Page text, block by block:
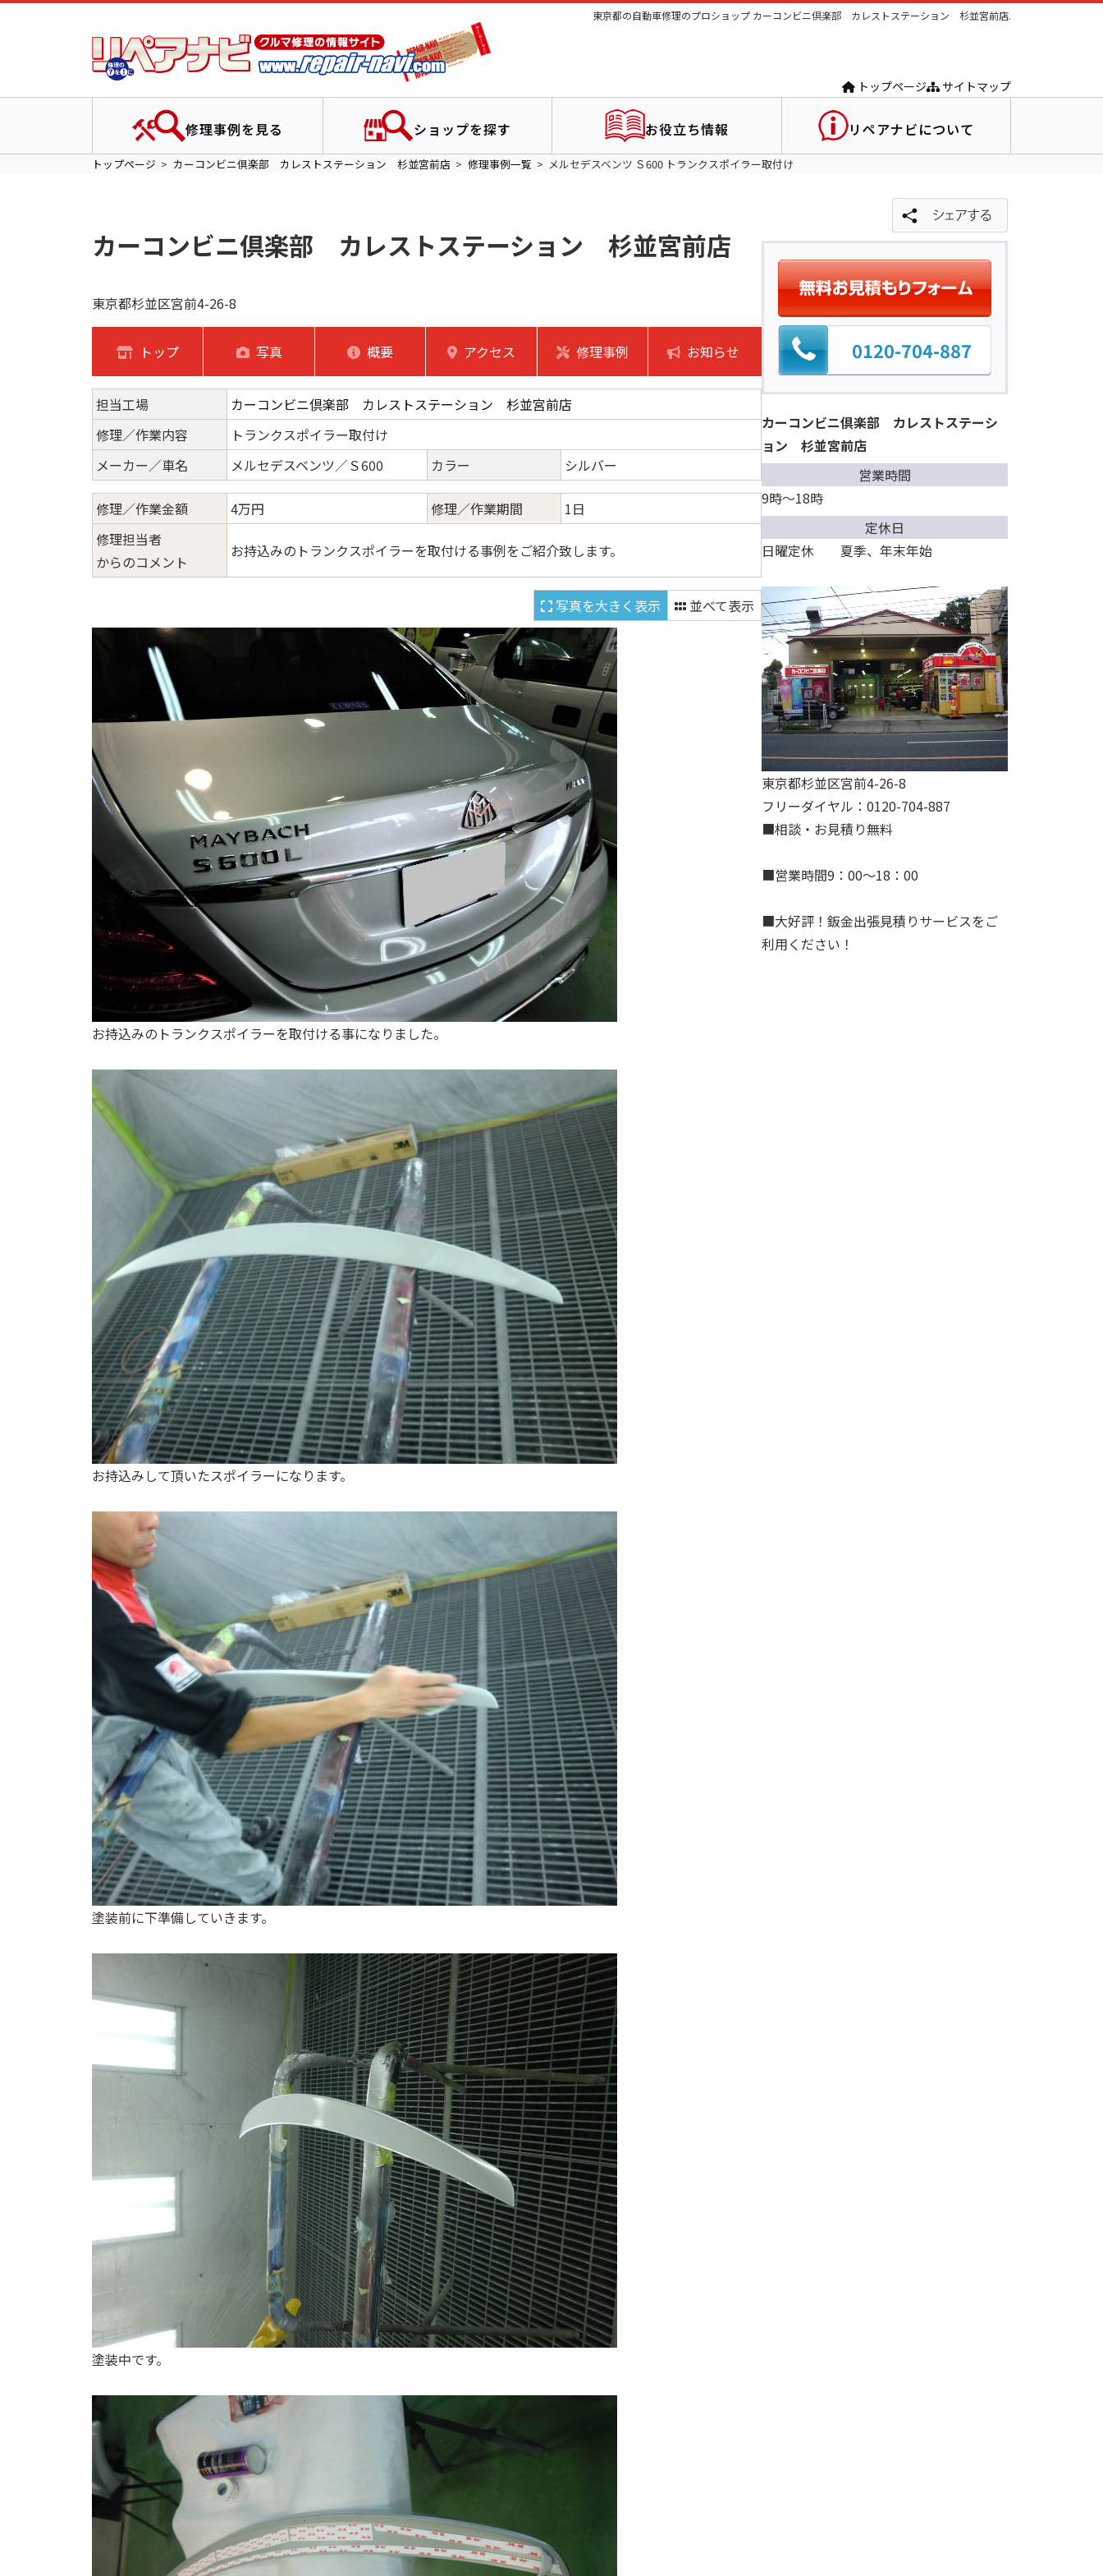
東京都の自動車修理のプロショップ カーコンビニ倶楽部 カレストステーション 杉並宮前店.
トップページ サイトマップ
修理事例を見る ショップを探す お役立ち情報 リペアナビについて
トップページ カーコンビニ倶楽部 カレストステーション 杉並宮前店 修理事例一覧 メルセデスベンツ Ｓ600 トランクスポイラー取付け
カーコンビニ倶楽部 カレストステーション 杉並宮前店
東京都杉並区宮前4-26-8
トップ 写真 概要 アクセス 修理事例 お知らせ
担当工場
カーコンビニ倶楽部 カレストステーション 杉並宮前店
修理／作業内容
トランクスポイラー取付け
メーカー／車名
メルセデスベンツ／Ｓ600 カラー シルバー
修理／作業金額 4万円 修理／作業期間
1日
修理担当者
からのコメント
お持込みのトランクスポイラーを取付ける事例をご紹介致します。
写真を大きく表示 並べて表示
お持込みのトランクスポイラーを取付ける事になりました。
お持込みして頂いたスポイラーになります。
塗装前に下準備していきます。
塗装中です。
0120-704-887
カーコンビニ倶楽部 カレストステーシ
ョン 杉並宮前店
営業時間
9時～18時
定休日
日曜定休 夏季、年末年始
東京都杉並区宮前4-26-8
フリーダイヤル：0120-704-887
■相談・お見積り無料
■営業時間9：00～18：00
■大好評！鈑金出張見積りサービスをご
利用ください！